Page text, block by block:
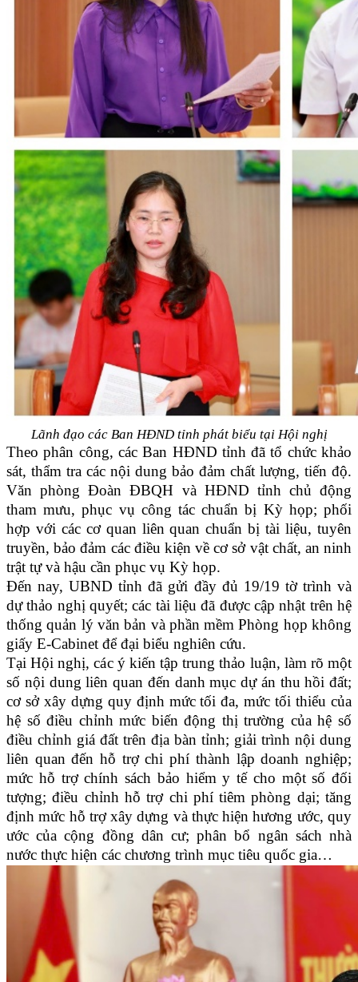
Lãnh đạo các Ban HĐND tỉnh phát biểu tại Hội nghị
Theo phân công, các Ban HĐND tỉnh đã tổ chức khảo
sát, thẩm tra các nội dung bảo đảm chất lượng, tiến độ.
Văn phòng Đoàn ĐBQH và HĐND tỉnh chủ động
tham mưu, phục vụ công tác chuẩn bị Kỳ họp; phối
hợp với các cơ quan liên quan chuẩn bị tài liệu, tuyên
truyền, bảo đảm các điều kiện về cơ sở vật chất, an ninh
trật tự và hậu cần phục vụ Kỳ họp.
Đến nay, UBND tỉnh đã gửi đầy đủ 19/19 tờ trình và
dự thảo nghị quyết; các tài liệu đã được cập nhật trên hệ
thống quản lý văn bản và phần mềm Phòng họp không
giấy E-Cabinet để đại biểu nghiên cứu.
Tại Hội nghị, các ý kiến tập trung thảo luận, làm rõ một
số nội dung liên quan đến danh mục dự án thu hồi đất;
cơ sở xây dựng quy định mức tối đa, mức tối thiểu của
hệ số điều chỉnh mức biến động thị trường của hệ số
điều chỉnh giá đất trên địa bàn tỉnh; giải trình nội dung
liên quan đến hỗ trợ chi phí thành lập doanh nghiệp;
mức hỗ trợ chính sách bảo hiểm y tế cho một số đối
tượng; điều chỉnh hỗ trợ chi phí tiêm phòng dại; tăng
định mức hỗ trợ xây dựng và thực hiện hương ước, quy
ước của cộng đồng dân cư; phân bổ ngân sách nhà
nước thực hiện các chương trình mục tiêu quốc gia…